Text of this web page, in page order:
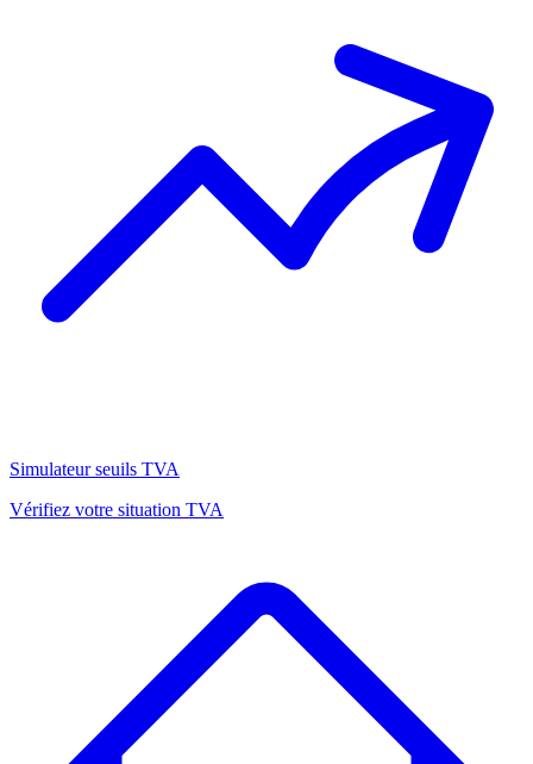
Simulateur seuils TVA
Vérifiez votre situation TVA